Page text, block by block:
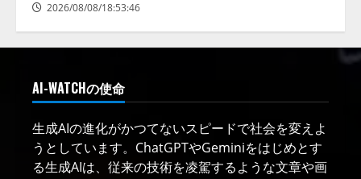
2026/08/08/18:53:46
AI-WATCHの使命
生成AIの進化がかつてないスピードで社会を変えよ
うとしています。ChatGPTやGeminiをはじめとす
る生成AIは、従来の技術を凌駕するような文章や画